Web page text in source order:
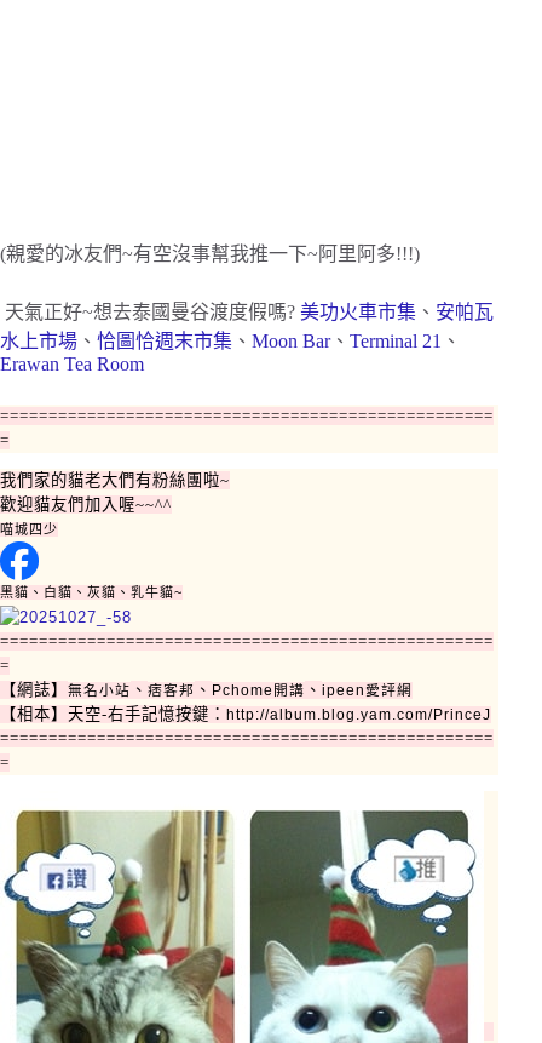
(親愛的冰友們~有空沒事幫我推一下~阿里阿多!!!)
天氣正好~想去泰國曼谷渡度假嗎? 美功火車市集 、 安帕瓦
水上市場 、 恰圖恰週末市集 、 Moon Bar、 Terminal 21 、
Erawan Tea Room
===================================================
=
我們家的貓老大們有粉絲團啦~
歡迎貓友們加入喔~~^^
喵城四少
黑貓、白貓、灰貓、乳牛貓~
===================================================
=
【網誌】 無名小站 、 痞客邦 、 Pchome開講 、 ipeen愛評網
【相本】天空-右手記憶按鍵： http://album.blog.yam.com/PrinceJ
===================================================
=